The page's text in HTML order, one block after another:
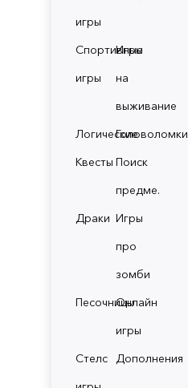
игры
Спортивные
игры
Игры
на
выживание
ЛогическиеГоловоломки
Квесты Поиск
предме.
Драки Игры
про
зомби
ПесочницыОнлайн
игры
Стелс
Дополнения